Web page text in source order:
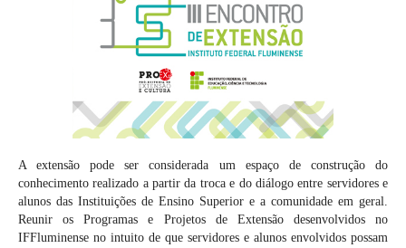
A extensão pode ser considerada um espaço de construção do
conhecimento realizado a partir da troca e do diálogo entre servidores e
alunos das Instituições de Ensino Superior e a comunidade em geral.
Reunir os Programas e Projetos de Extensão desenvolvidos no
IFFluminense no intuito de que servidores e alunos envolvidos possam